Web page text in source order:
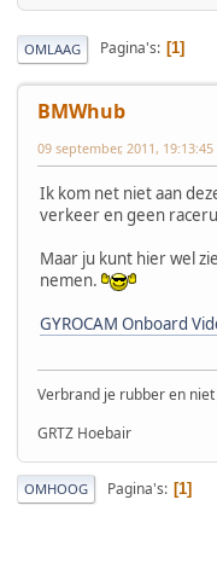
OMLAAG Pagina's 1
BMWhub
09 september, 2011, 19:13:45
Ik kom net niet aan
verkeer en geen
Maar ju kunt hier wel
nemen.
GYROCAM Onboard
Verbrand je rubber en niet
GRTZ Hoebair
OMHOOG Pagina's 1